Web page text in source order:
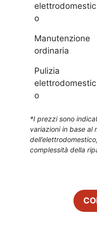
elettrodomestic
o
Manutenzione
ordinaria
Pulizia
elettrodomestic
o
*I prezzi sono
variazioni in base al
complessità della